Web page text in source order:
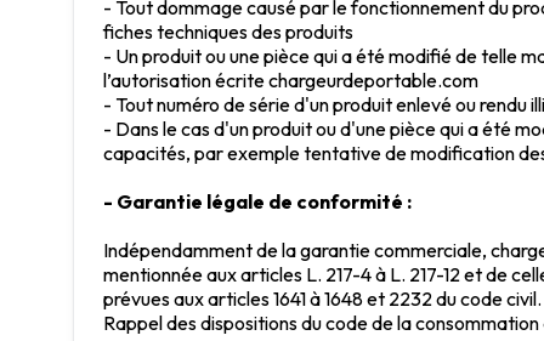
- Tout dommage causé par le fonctionnement du
fiches techniques des produits
- Un produit ou une pièce qui a été modifié de telle
l’autorisation écrite chargeurdeportable.com
- Tout numéro de série d'un produit enlevé ou rendu
- Dans le cas d'un produit ou d'une pièce qui a été
capacités, par exemple tentative de modification
- Garantie légale de conformité :
Indépendamment de la garantie commerciale,
mentionnée aux articles L. 217-4 à L. 217-12 et de
prévues aux articles 1641 à 1648 et 2232 du code civil.
Rappel des dispositions du code de la consommation